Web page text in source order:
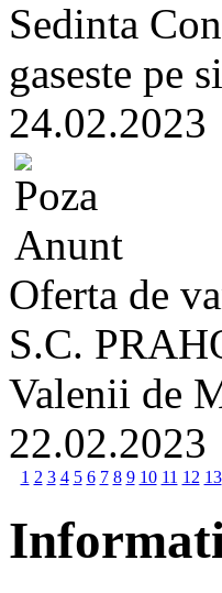
Sedinta
gaseste pe
Oferta de
S.C.
Valenii de
1 2 3 4 5 6 7 8 9 10 11 12 13